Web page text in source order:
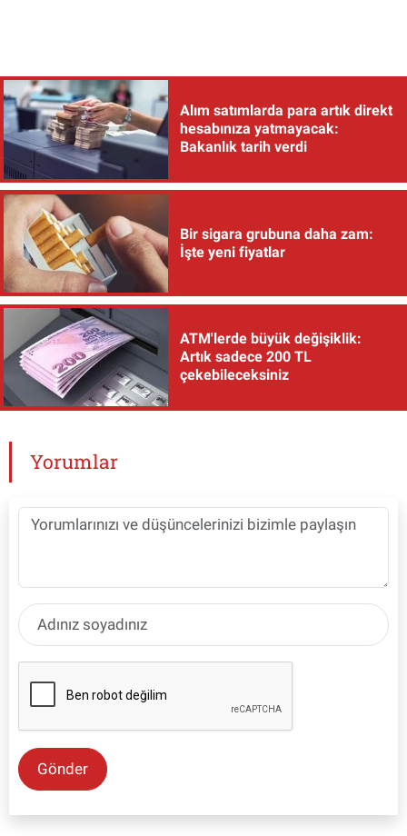
Alım satımlarda para artık direkt
hesabınıza yatmayacak:
Bakanlık tarih verdi
Bir sigara grubuna daha zam:
İşte yeni fiyatlar
ATM'lerde büyük değişiklik:
Artık sadece 200 TL
çekebileceksiniz
Yorumlar
Gönder